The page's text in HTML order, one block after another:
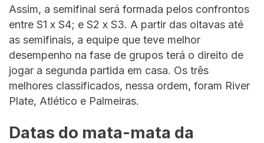
Assim, a semifinal será formada pelos confrontos
entre S1 x S4; e S2 x S3. A partir das oitavas até
as semifinais, a equipe que teve melhor
desempenho na fase de grupos terá o direito de
jogar a segunda partida em casa. Os três
melhores classificados, nessa ordem, foram River
Plate, Atlético e Palmeiras.
Datas do mata-mata da